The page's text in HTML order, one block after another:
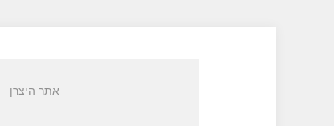
אתר היצרן